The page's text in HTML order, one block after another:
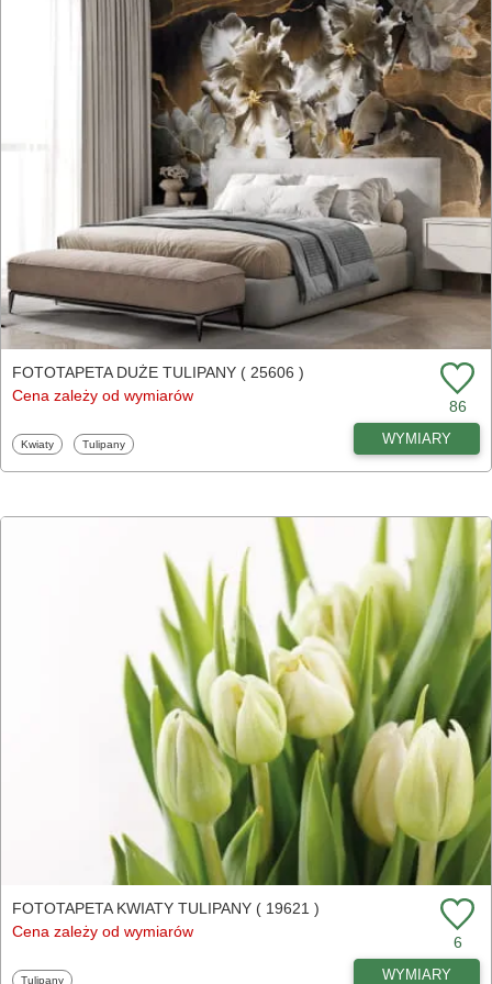
FOTOTAPETA DUŻE TULIPANY ( 25606 )
Cena zależy od wymiarów
86
Fototapety
Kwiaty Fototapety
Tulipany WYMIARY
FOTOTAPETA KWIATY TULIPANY ( 19621 )
Cena zależy od wymiarów
6
Fototapety
Tulipany WYMIARY